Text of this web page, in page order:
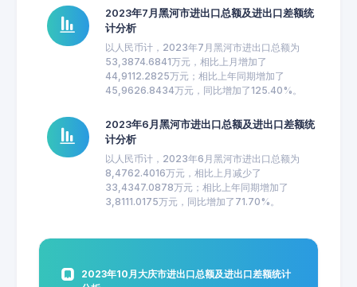
2023年7月黑河市进出口总额及进出口差额统
计分析
以人民币计，2023年7月黑河市进出口总额为
53,3874.6841万元，相比上月增加了
44,9112.2825万元；相比上年同期增加了
45,9626.8434万元，同比增加了125.40%。
2023年6月黑河市进出口总额及进出口差额统
计分析
以人民币计，2023年6月黑河市进出口总额为
8,4762.4016万元，相比上月减少了
33,4347.0878万元；相比上年同期增加了
3,8111.0175万元，同比增加了71.70%。
2023年10月大庆市进出口总额及进出口差额统计